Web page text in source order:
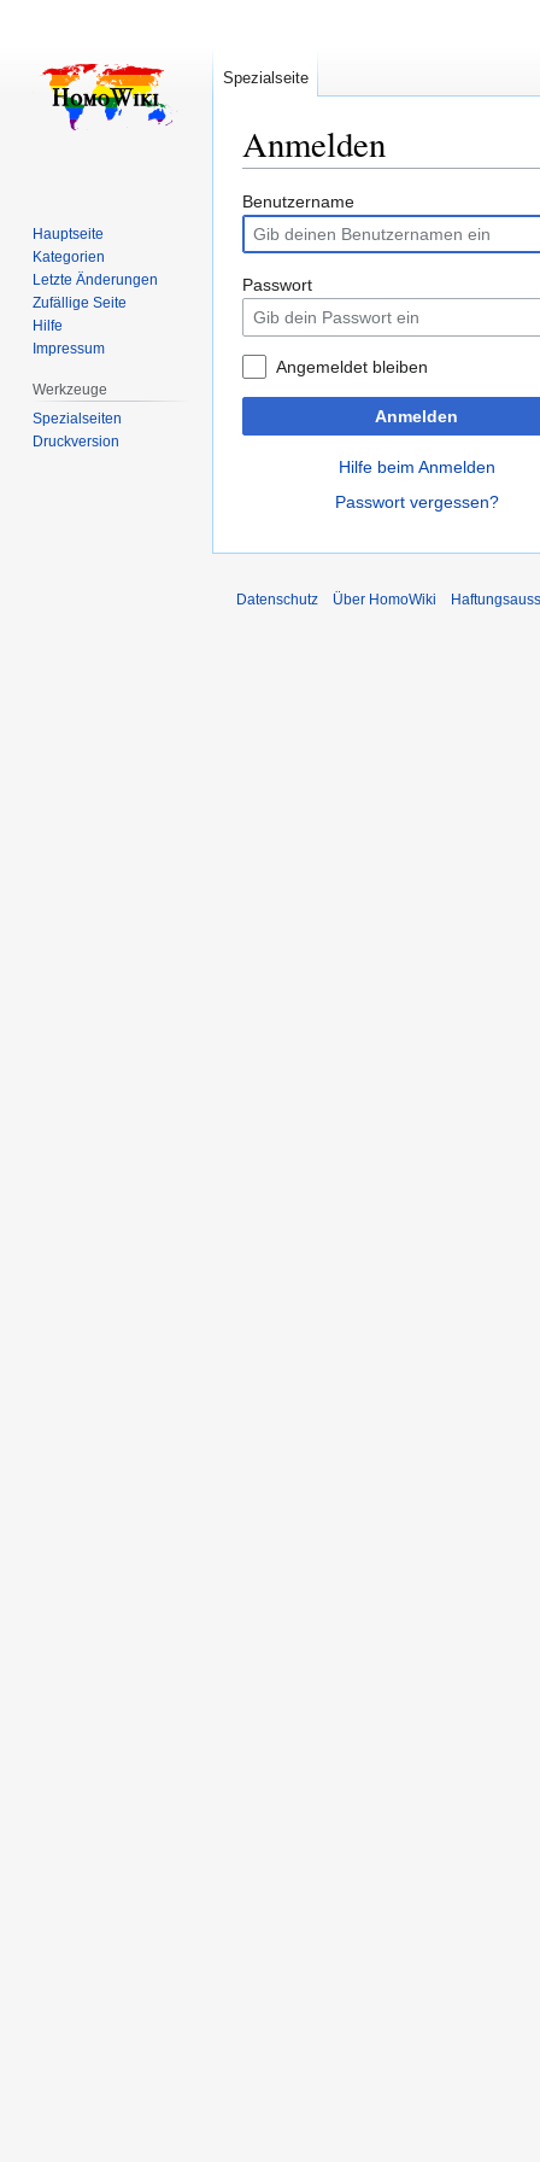
Anmelden
Zur
Navigation
springen
Zur
Suche
springen
Benutzername
Passwort
Angemeldet bleiben
Anmelden
Hilfe beim Anmelden
Passwort vergessen?
Spezialseite
Hauptseite
Kategorien
Letzte Änderungen
Zufällige Seite
Hilfe
Impressum
Werkzeuge
Spezialseiten
Druckversion
Datenschutz Über HomoWiki